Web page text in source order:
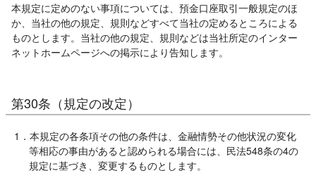
本規定に定めのない事項については、預金口座取引一般規定のほ
か、当社の他の規定、規則などすべて当社の定めるところによる
ものとします。当社の他の規定、規則などは当社所定のインター
ネットホームページへの掲示により告知します。
第30条（規定の改定）
1．本規定の各条項その他の条件は、金融情勢その他状況の変化
等相応の事由があると認められる場合には、民法548条の4の
規定に基づき、変更するものとします。